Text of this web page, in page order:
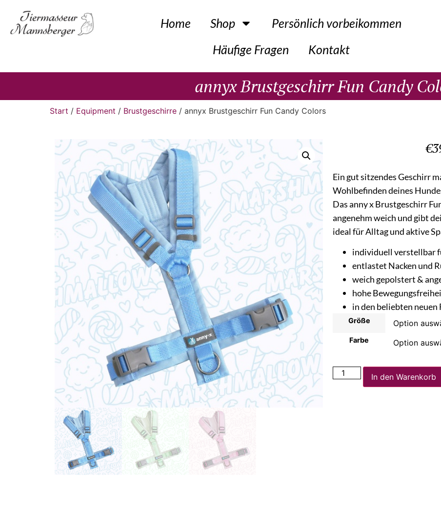
Home Shop
Persönlich vorbeikommen
Häufige Fragen
Kontakt
annyx Brustgeschirr Fun Candy
Start / Equipment / Brustgeschirre / annyx Brustgeschirr Fun Candy Colors
€
Ein gut sitzendes Geschirr
Wohlbefinden deines
Das anny x Brustgeschirr
angenehm weich und gibt
ideal für Alltag und aktive
individuell verstellbar
entlastet Nacken und
weich gepolstert &
hohe
in den beliebten neuen
Größe
Farbe
In den Warenkorb